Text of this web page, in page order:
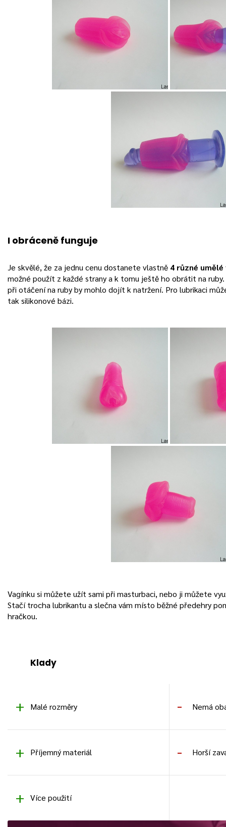
I obráceně funguje
Je skvělé, že za jednu cenu dostanete vlastně 4 různé umělé
možné použít z každé strany a k tomu ještě ho obrátit na
při otáčení na ruby by mohlo dojít k natržení. Pro lubrikaci
tak silikonové bázi.
Vagínku si můžete užít sami při masturbaci, nebo ji můžete
Stačí trocha lubrikantu a slečna vám místo běžné předehry
hračkou.
Klady
Malé rozměry Nemá
Příjemný materiál Horší
Více použití